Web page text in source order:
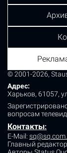
© 2001-2026,
Адрес:
Харьков, 61057,
вопросам
Контакты:
E-Mail:
Главный